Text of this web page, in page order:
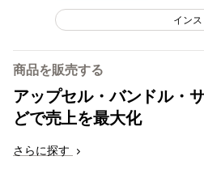
イン
商品を販売する
アップセル・バンドル・
どで売上を最大化
さらに探す